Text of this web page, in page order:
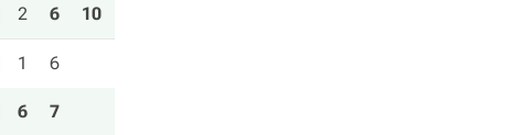
2 6 10
1 6
6 7